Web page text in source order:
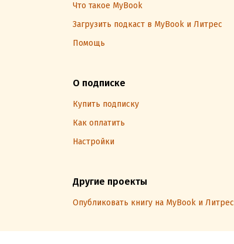
Что такое MyBook
Загрузить подкаст в MyBook и Литрес
Помощь
О подписке
Купить подписку
Как оплатить
Настройки
Другие проекты
Опубликовать книгу на MyBook и Литрес